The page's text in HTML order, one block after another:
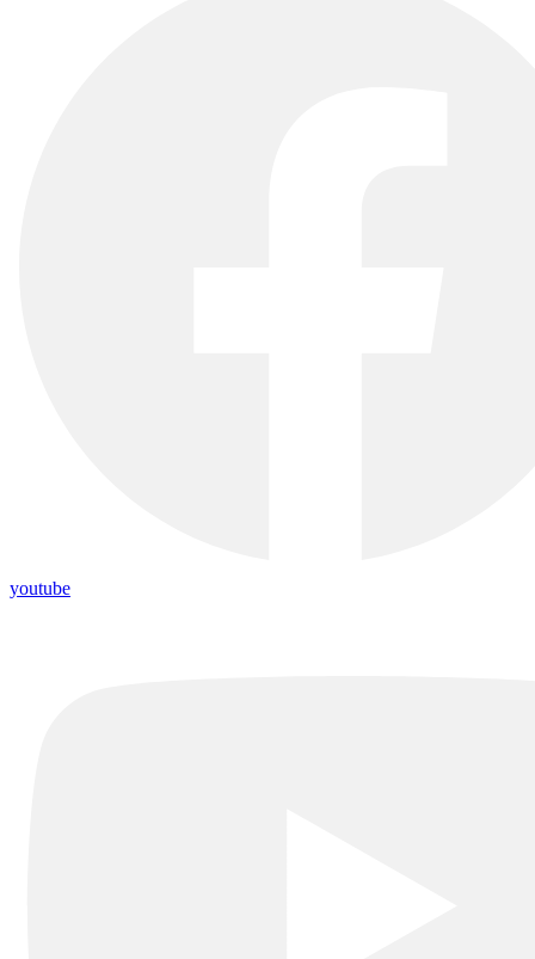
youtube